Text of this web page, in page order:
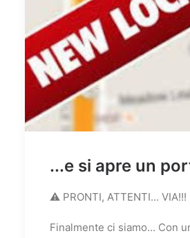
...e si apre un
⚠️ PRONTI, ATTENTI... VIA!!!
Finalmente ci siamo... Con